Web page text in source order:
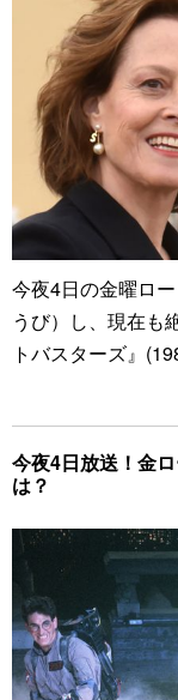
今夜4日の金曜ロ
うび）し、現在も
トバスターズ』
今夜4日放送！金
は？